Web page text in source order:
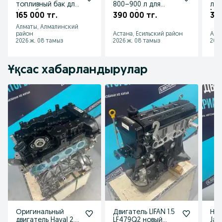
топливный бак для
фуры бак на тягач
165 000 тг.
Алматы, Алмалинский
район
2026 ж. 08 тамыз
800–900 л для
тягачей,
390 000 тг.
Астана, Есильский район
2026 ж. 08 тамыз
л
Ұқсас хабарландырулар
Оригинальный
двигатель Haval 2.0
Двигатель LIFAN 1.5
LF479Q2 новый
Jac